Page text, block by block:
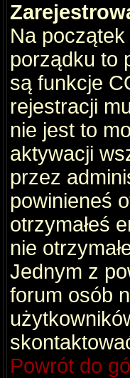
Na
porządku to
są funkcje
rejestracji
nie jest to
aktywacji
przez
powinieneś
otrzymałeś
nie
Jednym z
forum osób
Powrót do